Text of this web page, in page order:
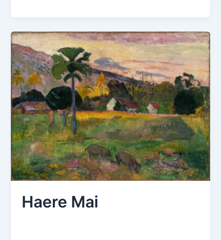
lanterne
légumes
Haere Mai